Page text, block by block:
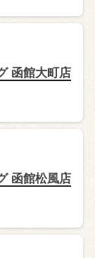
函館大町店
函館松風店